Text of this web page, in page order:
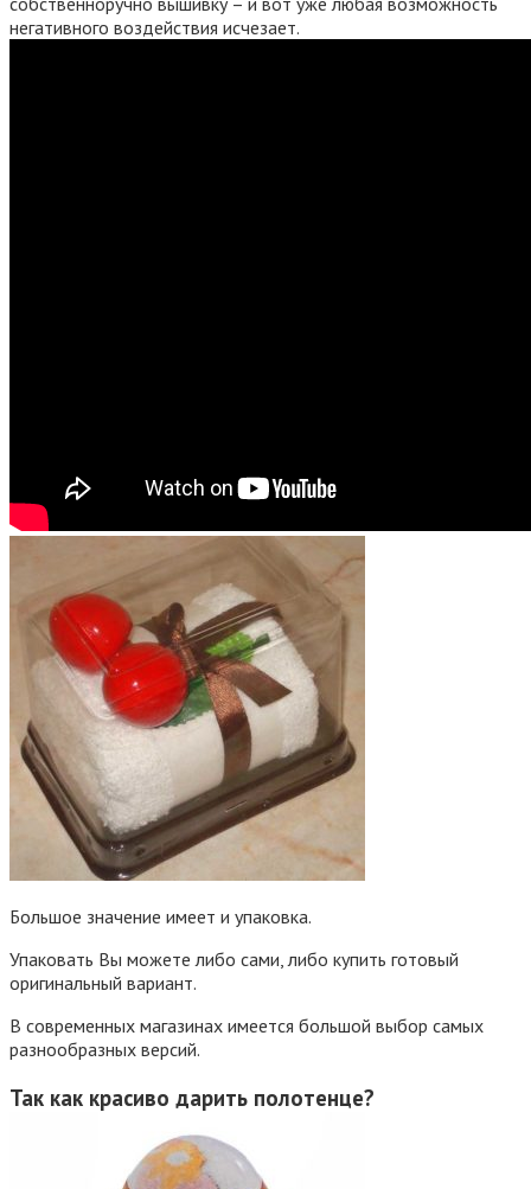
негативного воздействия исчезает.
Большое значение имеет и упаковка.
Упаковать Вы можете либо сами, либо купить готовый
оригинальный вариант.
В современных магазинах имеется большой выбор самых
разнообразных версий.
Так как красиво дарить полотенце?